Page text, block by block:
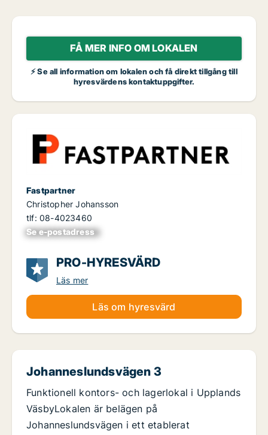
FÅ MER INFO OM LOKALEN
⚡ Se all information om lokalen och få direkt tillgång till
hyresvärdens kontaktuppgifter.
Fastpartner
Christopher Johansson
tlf: 08-4023460
Se e-postadress
xxxxxxxxxxxxxxx
PRO-HYRESVÄRD
Läs mer
Läs om hyresvärd
Johanneslundsvägen 3
Funktionell kontors- och lagerlokal i Upplands
VäsbyLokalen är belägen på
Johanneslundsvägen i ett etablerat